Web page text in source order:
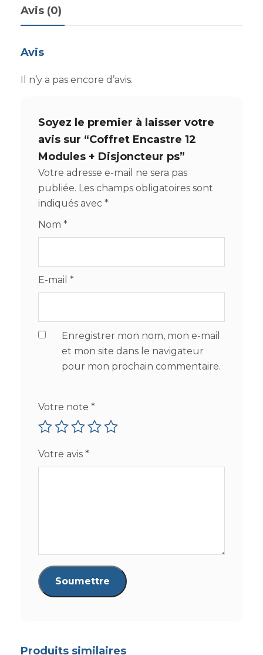
Avis (0)
Avis
Il n’y a pas encore d’avis.
Soyez le premier à laisser votre
avis sur “Coffret Encastre 12
Modules + Disjoncteur ps”
Votre adresse e-mail ne sera pas
publiée. Les champs obligatoires sont
indiqués avec *
Nom *
E-mail *
Enregistrer mon nom, mon e-mail
et mon site dans le navigateur
pour mon prochain commentaire.
Votre note *
Votre avis *
Produits similaires